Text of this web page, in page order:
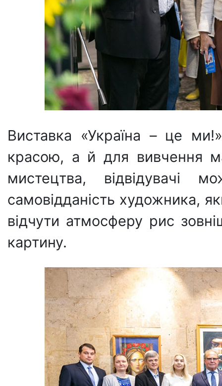
Виставка «Україна – це
красою, а й для вивчення
мистецтва, відвідувачі
самовідданість художника,
відчути атмосферу рис
картину.